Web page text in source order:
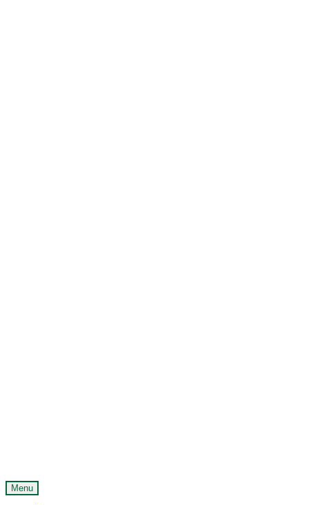
Menu